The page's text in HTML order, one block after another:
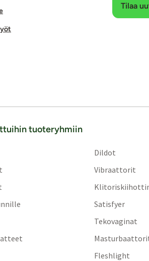
Tilaa
tuoteryhmiin
Dildot
Vibraattorit
Satisfyer
Tekovaginat
Fleshlight